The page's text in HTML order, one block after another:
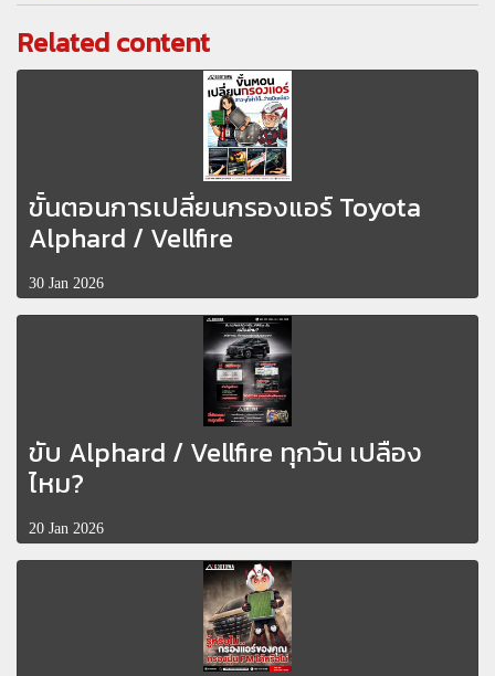
Related content
ขั้นตอนการเปลี่ยนกรองแอร์ Toyota
Alphard / Vellfire
30 Jan 2026
ขับ Alphard / Vellfire ทุกวัน เปลือง
ไหม?
20 Jan 2026